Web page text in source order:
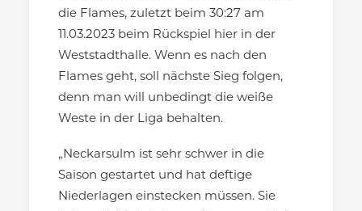
die Flames, zuletzt beim 30:27 am
11.03.2023 beim Rückspiel hier in der
Weststadthalle. Wenn es nach den
Flames geht, soll nächste Sieg folgen,
denn man will unbedingt die weiße
Weste in der Liga behalten.
„Neckarsulm ist sehr schwer in die
Saison gestartet und hat deftige
Niederlagen einstecken müssen. Sie